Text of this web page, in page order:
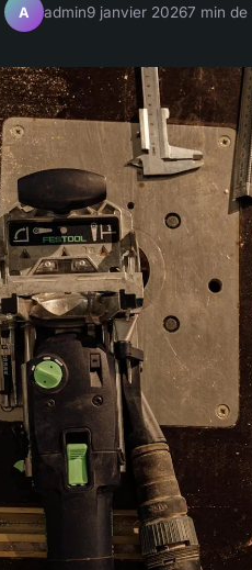
A admin9 janvier 20267 min de